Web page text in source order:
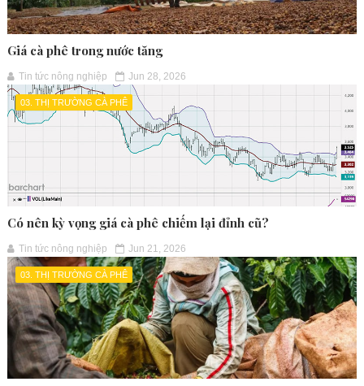
Giá cà phê trong nước tăng
Tin tức nông nghiệp Jun 28, 2026
03. THỊ TRƯỜNG CÀ PHÊ
Có nên kỳ vọng giá cà phê chiếm lại đỉnh cũ?
Tin tức nông nghiệp Jun 21, 2026
03. THỊ TRƯỜNG CÀ PHÊ